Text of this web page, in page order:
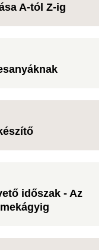
A-tól Z-ig
időszak - Az